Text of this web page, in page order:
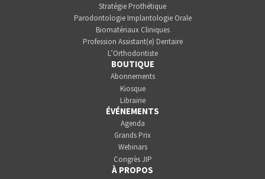
Stratégie Prothétique
Parodontologie Implantologie Orale
Biomatériaux Cliniques
Profession Assistant(e) Dentaire
L’Orthodontiste
BOUTIQUE
Abonnements
Kiosque
Librairie
ÉVÉNEMENTS
Agenda
Grands Prix
Webinars
Congrès JIP
À PROPOS